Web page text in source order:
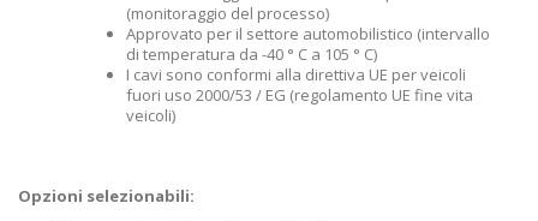
(monitoraggio del processo)
Approvato per il settore automobilistico (intervallo
di temperatura da -40 ° C a 105 ° C)
I cavi sono conformi alla direttiva UE per veicoli
fuori uso 2000/53 / EG (regolamento UE fine vita
veicoli)
Opzioni selezionabili: